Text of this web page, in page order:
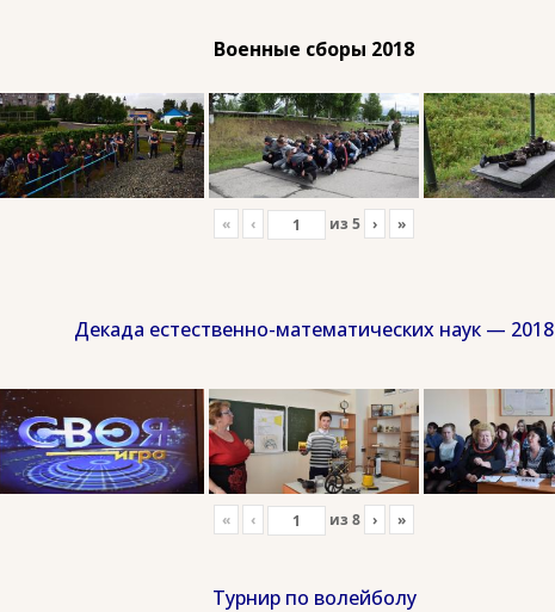
Военные сборы 2018
« ‹ из 5 › »
Декада естественно-математических наук — 2018
« ‹ из 8 › »
Турнир по волейболу